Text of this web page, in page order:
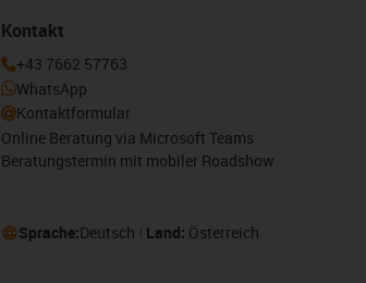
Kontakt
+43 7662 57763
WhatsApp
Kontaktformular
Online Beratung via Microsoft Teams
Beratungstermin mit mobiler Roadshow
Sprache:Deutsch Land: Österreich